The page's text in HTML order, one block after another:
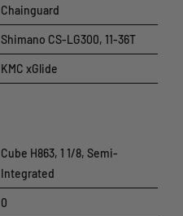
Chainguard
Shimano CS-LG300, 11-36T
KMC xGlide
Cube H863, 1 1/8, Semi-
Integrated
0